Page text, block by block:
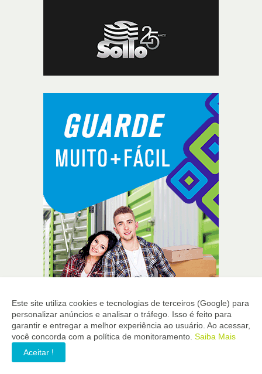
Este site utiliza cookies e tecnologias de terceiros (Google) para
personalizar anúncios e analisar o tráfego. Isso é feito para
garantir e entregar a melhor experiência ao usuário. Ao acessar,
você concorda com a política de monitoramento. Saiba Mais
Aceitar !